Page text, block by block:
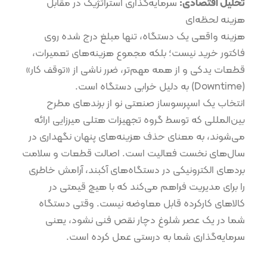
تحلیل اقتصادی: سرمایه‌گذاری استراتژیک در مقابل
هزینه لحظه‌ای
هزینه واقعی یک دستگاه، تنها مبلغ درج شده روی
فاکتور خرید نیست؛ بلکه مجموع هزینه‌های تعمیرات،
قطعات یدکی و از همه مهم‌تر، ضرر ناشی از «توقف کار»
(Downtime) به دلیل خرابی دستگاه است.
انتخاب یک اسپرسوساز صنعتی نو از برندهای مطرح
بین‌المللی که توسط گروه تجهیزات هتلی میرزایی ارائه
می‌شوند، به معنای حذف هزینه‌های پنهان نگهداری در
سال‌های نخست فعالیت است. اصالت قطعات و سلامت
برد‌های الکترونیکی در دستگاه‌های آکبند، آرامش خاطری
را برای مدیریت فراهم می‌کند که با هیچ قیمتی در
کالاهای کارکرده قابل معاوضه نیست. وقتی دستگاه
شما در یک عصر شلوغ دچار نقص فنی نشود، یعنی
سرمایه‌گذاری شما به درستی عمل کرده است.